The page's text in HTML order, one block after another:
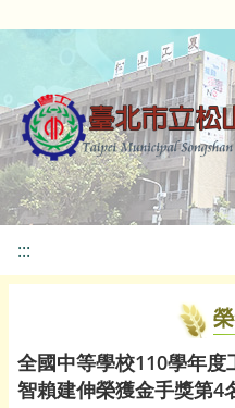
:::
全國中等學校110學年
智賴建伸榮獲金手獎第4